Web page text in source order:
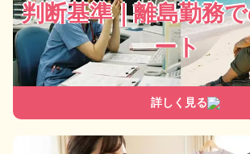
判断基準｜離島勤務
ート
詳しく見る